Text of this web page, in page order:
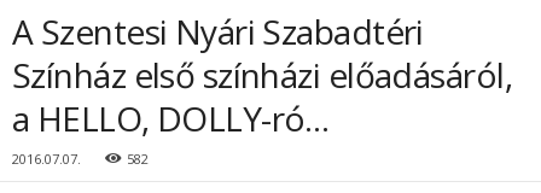
A Szentesi Nyári Szabadtéri
Színház első színházi előadásáról,
a HELLO, DOLLY-ró…
2016.07.07. 582